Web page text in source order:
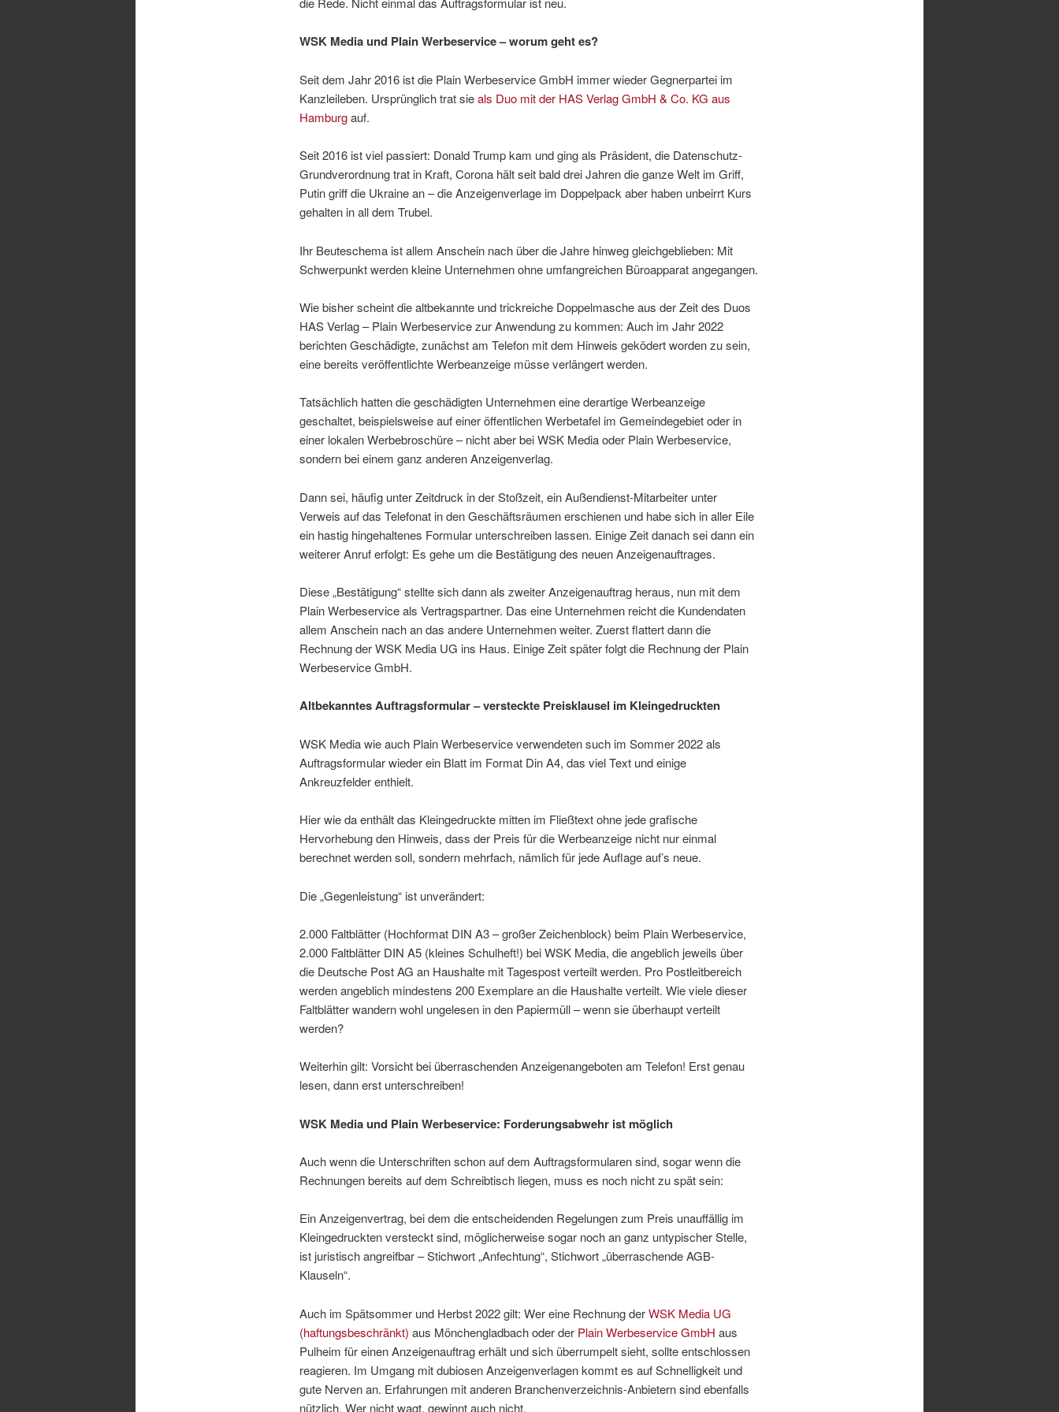
WSK Media und Plain Werbeservice – worum geht es?
Seit dem Jahr 2016 ist die Plain Werbeservice GmbH immer wieder Gegnerpartei im
Kanzleileben. Ursprünglich trat sieals Duo mit der HAS Verlag GmbH & Co. KG aus
Hamburgauf.
Seit 2016 ist viel passiert: Donald Trump kam und ging als Präsident, die Datenschutz-
Grundverordnung trat in Kraft, Corona hält seit bald drei Jahren die ganze Welt im Griff,
Putin griff die Ukraine an – die Anzeigenverlage im Doppelpack aber haben unbeirrt Kurs
gehalten in all dem Trubel.
Ihr Beuteschema ist allem Anschein nach über die Jahre hinweg gleichgeblieben: Mit
Schwerpunkt werden kleine Unternehmen ohne umfangreichen Büroapparat angegangen.
Wie bisher scheint die altbekannte und trickreiche Doppelmasche aus der Zeit des Duos
HAS Verlag – Plain Werbeservice zur Anwendung zu kommen: Auch im Jahr 2022
berichten Geschädigte, zunächst am Telefon mit dem Hinweis geködert worden zu sein,
eine bereits veröffentlichte Werbeanzeige müsse verlängert werden.
Tatsächlich hatten die geschädigten Unternehmen eine derartige Werbeanzeige
geschaltet, beispielsweise auf einer öffentlichen Werbetafel im Gemeindegebiet oder in
einer lokalen Werbebroschüre – nicht aber bei WSK Media oder Plain Werbeservice,
sondern bei einem ganz anderen Anzeigenverlag.
Dann sei, häufig unter Zeitdruck in der Stoßzeit, ein Außendienst-Mitarbeiter unter
Verweis auf das Telefonat in den Geschäftsräumen erschienen und habe sich in aller Eile
ein hastig hingehaltenes Formular unterschreiben lassen. Einige Zeit danach sei dann ein
weiterer Anruf erfolgt: Es gehe um die Bestätigung des neuen Anzeigenauftrages.
Diese „Bestätigung“ stellte sich dann als zweiter Anzeigenauftrag heraus, nun mit dem
Plain Werbeservice als Vertragspartner. Das eine Unternehmen reicht die Kundendaten
allem Anschein nach an das andere Unternehmen weiter. Zuerst flattert dann die
Rechnung der WSK Media UG ins Haus. Einige Zeit später folgt die Rechnung der Plain
Werbeservice GmbH.
Altbekanntes Auftragsformular – versteckte Preisklausel im Kleingedruckten
WSK Media wie auch Plain Werbeservice verwendeten such im Sommer 2022 als
Auftragsformular wieder ein Blatt im Format Din A4, das viel Text und einige
Ankreuzfelder enthielt.
Hier wie da enthält das Kleingedruckte mitten im Fließtext ohne jede grafische
Hervorhebung den Hinweis, dass der Preis für die Werbeanzeige nicht nur einmal
berechnet werden soll, sondern mehrfach, nämlich für jede Auflage auf’s neue.
Die „Gegenleistung“ ist unverändert:
2.000 Faltblätter (Hochformat DIN A3 – großer Zeichenblock) beim Plain Werbeservice,
2.000 Faltblätter DIN A5 (kleines Schulheft!) bei WSK Media, die angeblich jeweils über
die Deutsche Post AG an Haushalte mit Tagespost verteilt werden. Pro Postleitbereich
werden angeblich mindestens 200 Exemplare an die Haushalte verteilt. Wie viele dieser
Faltblätter wandern wohl ungelesen in den Papiermüll – wenn sie überhaupt verteilt
werden?
Weiterhin gilt: Vorsicht bei überraschenden Anzeigenangeboten am Telefon! Erst genau
lesen, dann erst unterschreiben!
WSK Media und Plain Werbeservice: Forderungsabwehr ist möglich
Auch wenn die Unterschriften schon auf dem Auftragsformularen sind, sogar wenn die
Rechnungen bereits auf dem Schreibtisch liegen, muss es noch nicht zu spät sein:
Ein Anzeigenvertrag, bei dem die entscheidenden Regelungen zum Preis unauffällig im
Kleingedruckten versteckt sind, möglicherweise sogar noch an ganz untypischer Stelle,
ist juristisch angreifbar – Stichwort „Anfechtung“, Stichwort „überraschende AGB-
Klauseln“.
Auch im Spätsommer und Herbst 2022 gilt: Wer eine Rechnung derWSK Media UG
(haftungsbeschränkt) aus Mönchengladbach oder der Plain Werbeservice GmbH aus
Pulheim für einen Anzeigenauftrag erhält und sich überrumpelt sieht, sollte entschlossen
reagieren. Im Umgang mit dubiosen Anzeigenverlagen kommt es auf Schnelligkeit und
gute Nerven an. Erfahrungen mit anderen Branchenverzeichnis-Anbietern sind ebenfalls
nützlich. Wer nicht wagt, gewinnt auch nicht.